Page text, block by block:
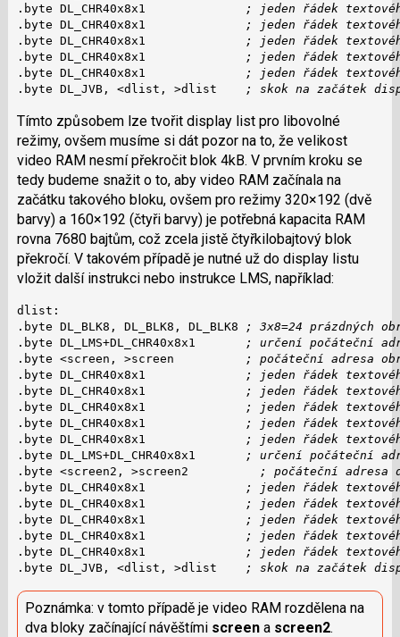
.byte DL_CHR40x8x1
; jeden řádek
.byte DL_CHR40x8x1
; jeden řádek
.byte DL_CHR40x8x1
; jeden řádek
.byte DL_CHR40x8x1
; jeden řádek
.byte DL_CHR40x8x1
; jeden řádek
.byte DL_JVB, <dlist, >dlist
; skok na začátek
Tímto způsobem lze tvořit display list pro libovolné
režimy, ovšem musíme si dát pozor na to, že velikost
video RAM nesmí překročit blok 4kB. V prvním kroku se
tedy budeme snažit o to, aby video RAM začínala na
začátku takového bloku, ovšem pro režimy 320×192 (dvě
barvy) a 160×192 (čtyři barvy) je potřebná kapacita RAM
rovna 7680 bajtům, což zcela jistě čtyřkilobajtový blok
překročí. V takovém případě je nutné už do display listu
vložit další instrukci nebo instrukce LMS, například:
dlist:
.byte DL_BLK8, DL_BLK8, DL_BLK8
; 3x8=24 prázdných
.byte DL_LMS+DL_CHR40x8x1
; určení počáteční
.byte <screen, >screen
; počáteční adresa
.byte DL_CHR40x8x1
; jeden řádek
.byte DL_CHR40x8x1
; jeden řádek
.byte DL_CHR40x8x1
; jeden řádek
.byte DL_CHR40x8x1
; jeden řádek
.byte DL_CHR40x8x1
; jeden řádek
.byte DL_LMS+DL_CHR40x8x1
; určení počáteční
.byte <screen2, >screen2
; počáteční adresa
.byte DL_CHR40x8x1
; jeden řádek
.byte DL_CHR40x8x1
; jeden řádek
.byte DL_CHR40x8x1
; jeden řádek
.byte DL_CHR40x8x1
; jeden řádek
.byte DL_CHR40x8x1
; jeden řádek
.byte DL_JVB, <dlist, >dlist
; skok na začátek
Poznámka: v tomto případě je video RAM rozdělena na
dva bloky začínající návěštími screena screen2.